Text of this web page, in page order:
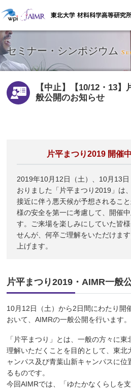
セミナー・シンポジウム
【中止】【10/12・13
般公開のお知らせ
片平まつり2019 開催
2019年10月12日（土）、10月13
おりました「片平まつり2019」は
接近に伴う悪天候が予想されるこ
様の安全を第一に考慮して、開催
す。ご来場を楽しみにしていた皆
せんが、何卒ご理解をいただけま
上げます。
片平まつり2019・AIMR一般
10月12日（土）から2日間にわたり開
おいて、AIMRの一般公開を行います。
「片平まつり」とは、一般の方々に
理解いただくことを目的として、東北
ャンパス及び青葉山新キャンパスに
るものです。
今回AIMRでは、「ゆたかなくらしを